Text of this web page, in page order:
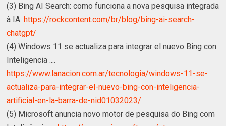
(3) Bing AI Search: como funciona a nova pesquisa integrada
à IA.https://rockcontent.com/br/blog/bing-ai-search-
chatgpt/
(4) Windows 11 se actualiza para integrar el nuevo Bing con
Inteligencia ....
https://www.lanacion.com.ar/tecnologia/windows-11-se-
actualiza-para-integrar-el-nuevo-bing-con-inteligencia-
artificial-en-la-barra-de-nid01032023/
(5) Microsoft anuncia novo motor de pesquisa do Bing com